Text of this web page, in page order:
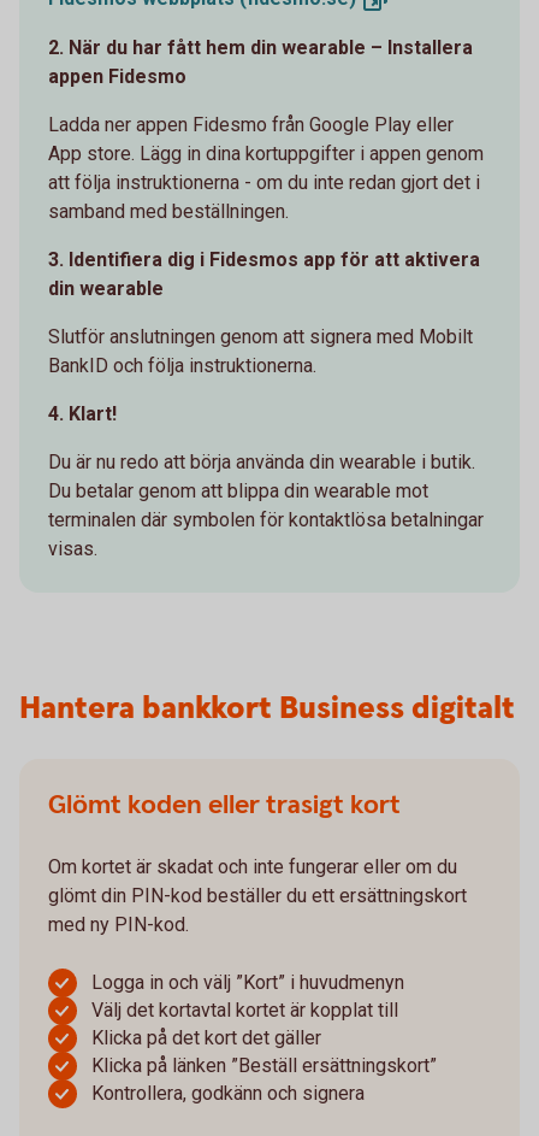
2. När du har fått hem din wearable – Installera
appen Fidesmo
Ladda ner appen Fidesmo från Google Play eller
App store. Lägg in dina kortuppgifter i appen genom
att följa instruktionerna - om du inte redan gjort det i
samband med beställningen.
3. Identifiera dig i Fidesmos app för att aktivera
din wearable
Slutför anslutningen genom att signera med Mobilt
BankID och följa instruktionerna.
4. Klart!
Du är nu redo att börja använda din wearable i butik.
Du betalar genom att blippa din wearable mot
terminalen där symbolen för kontaktlösa betalningar
visas.
Hantera bankkort Business digitalt
Glömt koden eller trasigt kort
Om kortet är skadat och inte fungerar eller om du
glömt din PIN-kod beställer du ett ersättningskort
med ny PIN-kod.
Logga in och välj ”Kort” i huvudmenyn
Välj det kortavtal kortet är kopplat till
Klicka på det kort det gäller
Klicka på länken ”Beställ ersättningskort”
Kontrollera, godkänn och signera